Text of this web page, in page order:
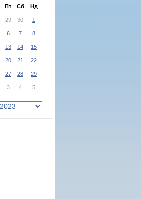
Пт Сб Нд
29 30 1
6 7 8
13 14 15
20 21 22
27 28 29
3 4 5